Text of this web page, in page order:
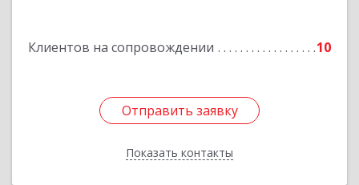
Клиентов на сопровождении 10
Отправить заявку
Показать контакты
Отправить заявку
Назад